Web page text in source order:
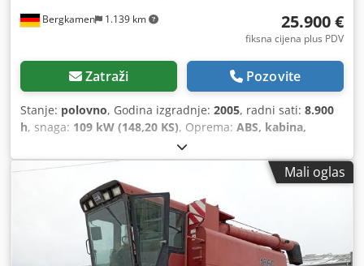
Bergkamen 1.139 km 25.900 €
fiksna cijena plus PDV
Zatraži Pozovite
Stanje: polovno, Godina izgradnje: 2005, radni sati: 8.900
h, snaga: 109 kW (148,20 KS), Oprema: ABS, kabina,
klima-uređaj, pogon na sve točkove
Mali oglas